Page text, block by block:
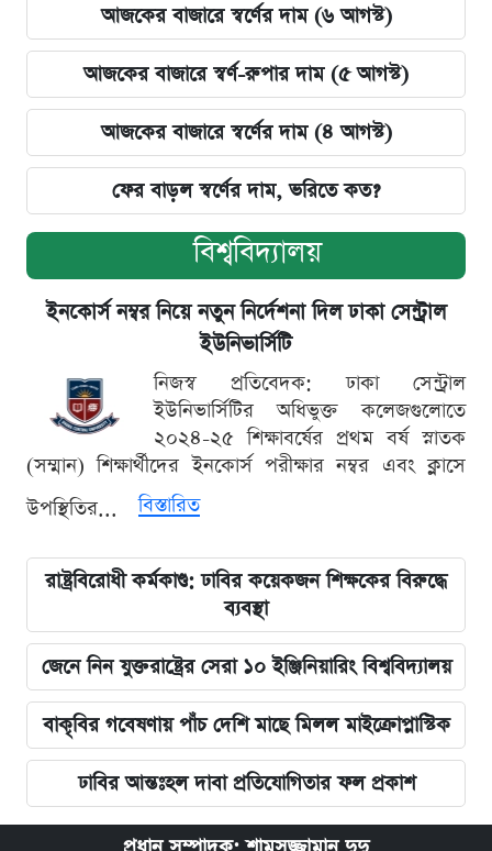
আজকের বাজারে স্বর্ণের দাম (৬ আগস্ট)
আজকের বাজারে স্বর্ণ-রুপার দাম (৫ আগস্ট)
আজকের বাজারে স্বর্ণের দাম (৪ আগস্ট)
ফের বাড়ল স্বর্ণের দাম, ভরিতে কত?
বিশ্ববিদ্যালয়
ইনকোর্স নম্বর নিয়ে নতুন নির্দেশনা দিল ঢাকা সেন্ট্রাল
ইউনিভার্সিটি
নিজস্ব প্রতিবেদক: ঢাকা সেন্ট্রাল
ইউনিভার্সিটির অধিভুক্ত কলেজগুলোতে
২০২৪-২৫ শিক্ষাবর্ষের প্রথম বর্ষ স্নাতক
(সম্মান) শিক্ষার্থীদের ইনকোর্স পরীক্ষার নম্বর এবং ক্লাসে
উপস্থিতির...
বিস্তারিত
রাষ্ট্রবিরোধী কর্মকাণ্ড: ঢাবির কয়েকজন শিক্ষকের বিরুদ্ধে
ব্যবস্থা
জেনে নিন যুক্তরাষ্ট্রের সেরা ১০ ইঞ্জিনিয়ারিং বিশ্ববিদ্যালয়
বাকৃবির গবেষণায় পাঁচ দেশি মাছে মিলল মাইক্রোপ্লাস্টিক
ঢাবির আন্তঃহল দাবা প্রতিযোগিতার ফল প্রকাশ